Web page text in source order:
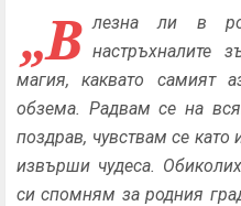
„В лезна ли в
настръхналите
магия, каквато самият
обзема. Радвам се на
поздрав, чувствам се като
извърши чудеса.
си спомням за родния